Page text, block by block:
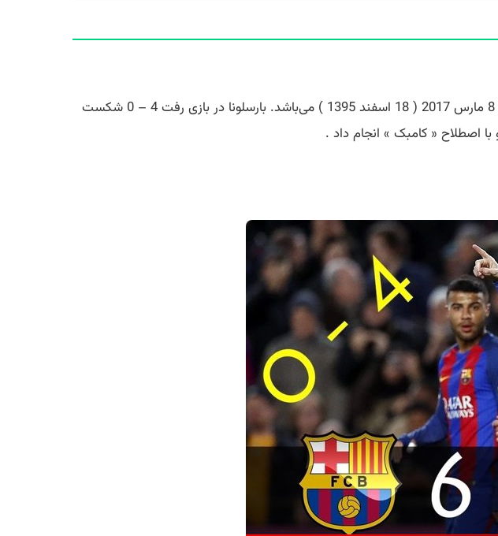
یکی از به یادماندنی ترین کامبک های سال های اخیر مربوط به بازی بارسلونا – پاری سن ژرمن در 8 مارس 2017 ( 18 اسفند 1395 ) می‌باشد. بارسلونا در بازی رفت 4 – 0 شکست